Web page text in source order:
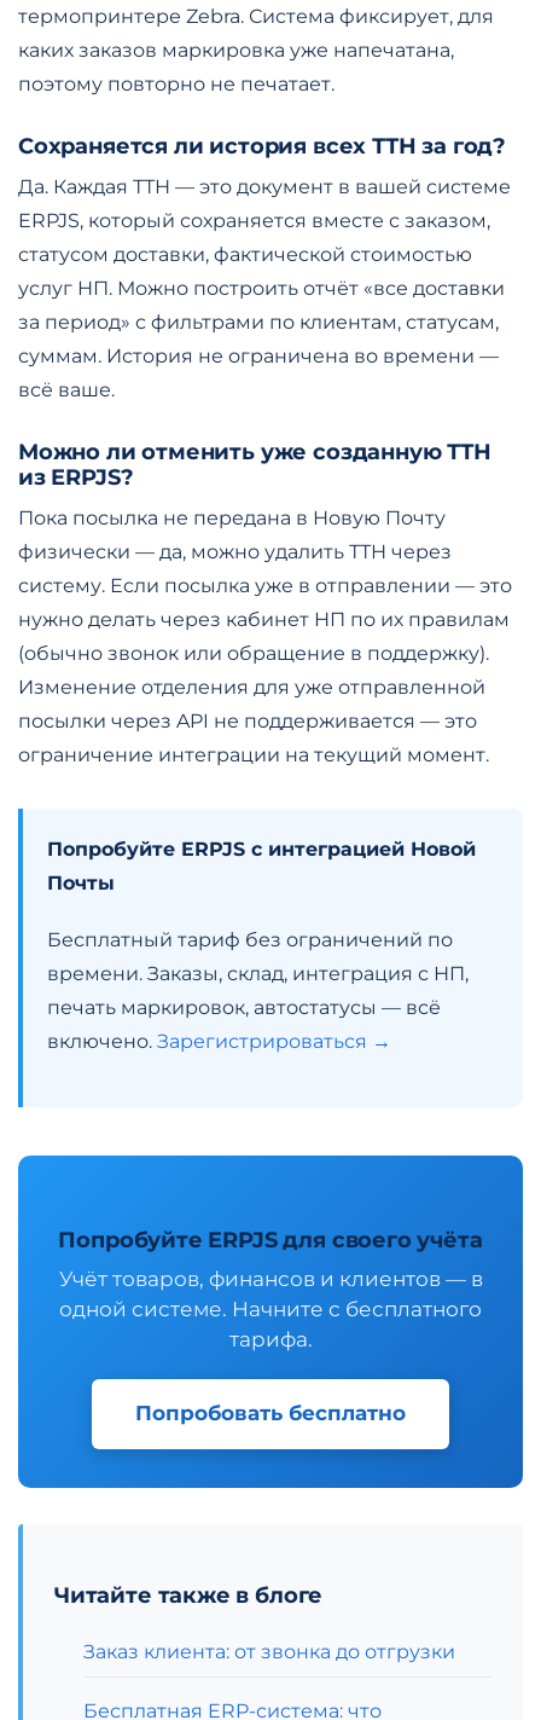
термопринтере Zebra. Система фиксирует, для
каких заказов маркировка уже напечатана,
поэтому повторно не печатает.
Сохраняется ли история всех ТТН за год?
Да. Каждая ТТН — это документ в вашей системе
ERPJS, который сохраняется вместе с заказом,
статусом доставки, фактической стоимостью
услуг НП. Можно построить отчёт «все доставки
за период» с фильтрами по клиентам, статусам,
суммам. История не ограничена во времени —
всё ваше.
Можно ли отменить уже созданную ТТН
из ERPJS?
Пока посылка не передана в Новую Почту
физически — да, можно удалить ТТН через
систему. Если посылка уже в отправлении — это
нужно делать через кабинет НП по их правилам
(обычно звонок или обращение в поддержку).
Изменение отделения для уже отправленной
посылки через API не поддерживается — это
ограничение интеграции на текущий момент.
Попробуйте ERPJS с интеграцией Новой
Почты
Бесплатный тариф без ограничений по
времени. Заказы, склад, интеграция с НП,
печать маркировок, автостатусы — всё
включено. Зарегистрироваться →
Попробуйте ERPJS для своего учёта
Учёт товаров, финансов и клиентов — в
одной системе. Начните с бесплатного
тарифа.
Попробовать бесплатно
Читайте также в блоге
Заказ клиента: от звонка до отгрузки
Бесплатная ERP-система: что